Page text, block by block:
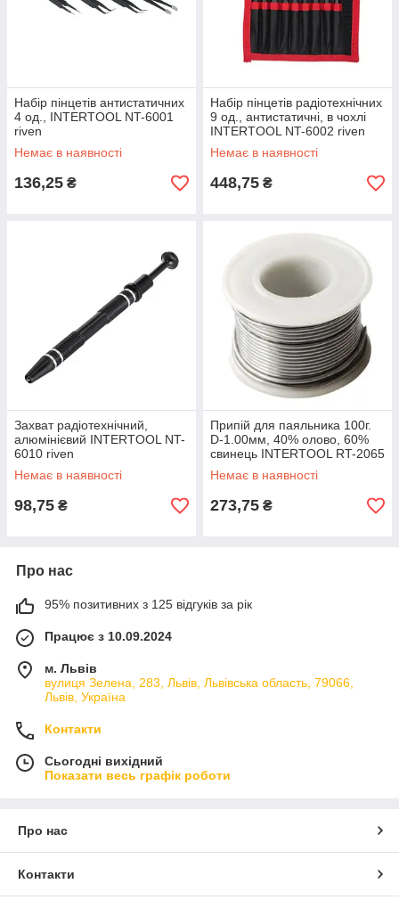
Набір пінцетів антистатичних
4 од., INTERTOOL NT-6001
riven
Немає в наявності
136,25 ₴
Набір пінцетів радіотехнічних
9 од., антистатичні, в чохлі
INTERTOOL NT-6002 riven
Немає в наявності
448,75 ₴
Захват радіотехнічний,
алюмінієвий INTERTOOL NT-
6010 riven
Немає в наявності
98,75 ₴
Припій для паяльника 100г.
D-1.00мм, 40% олово, 60%
свинець INTERTOOL RT-2065
riven
Немає в наявності
273,75 ₴
Про нас
95% позитивних з 125 відгуків за рік
Працює з 10.09.2024
м. Львів
вулиця Зелена, 283, Львів, Львівська область, 79066,
Львів, Україна
Контакти
Сьогодні вихідний
Показати весь графік роботи
Про нас
Контакти